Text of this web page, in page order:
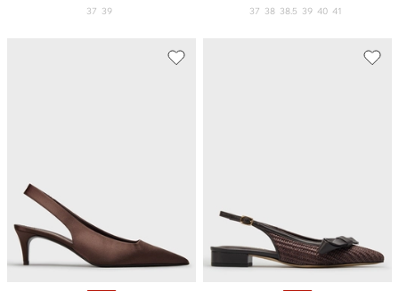
37 39 37 38 38.5 39 40 41